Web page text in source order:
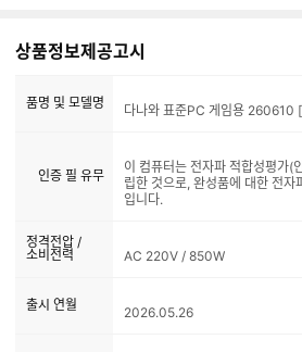
상품정보제공고시
품명 및 모델명 다나와 표준PC 게임용
인증 필 유무
이 컴퓨터는 전자파 적합성평가(
립한 것으로, 완성품에 대한 전
입니다.
정격전압 /
소비전력
AC 220V / 850W
출시 연월 2026.05.26